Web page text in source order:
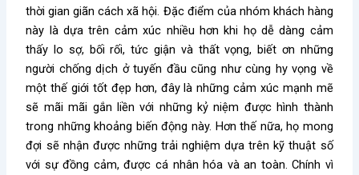
thời gian giãn cách xã hội. Đặc điểm của nhóm khách hàng
này là dựa trên cảm xúc nhiều hơn khi họ dễ dàng cảm
thấy lo sợ, bối rối, tức giận và thất vọng, biết ơn những
người chống dịch ở tuyến đầu cũng như cùng hy vọng về
một thế giới tốt đẹp hơn, đây là những cảm xúc mạnh mẽ
sẽ mãi mãi gắn liền với những kỷ niệm được hình thành
trong những khoảng biến động này. Hơn thế nữa, họ mong
đợi sẽ nhận được những trải nghiệm dựa trên kỹ thuật số
với sự đồng cảm, được cá nhân hóa và an toàn. Chính vì